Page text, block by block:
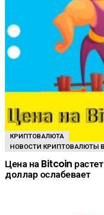
КРИПТОВАЛЮТА
НОВОСТИ КРИПТОВАЛЮТЫ
Цена на Bitcoin
доллар ослабевает